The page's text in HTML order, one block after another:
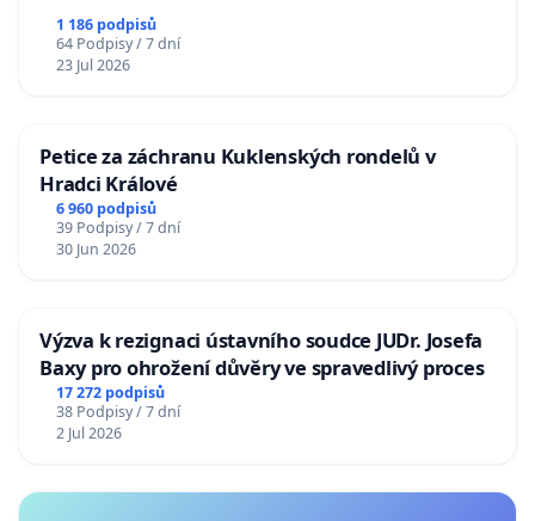
1 186 podpisů
64 Podpisy / 7 dní
23 Jul 2026
Petice za záchranu Kuklenských rondelů v
Hradci Králové
6 960 podpisů
39 Podpisy / 7 dní
30 Jun 2026
Výzva k rezignaci ústavního soudce JUDr. Josefa
Baxy pro ohrožení důvěry ve spravedlivý proces
17 272 podpisů
38 Podpisy / 7 dní
2 Jul 2026